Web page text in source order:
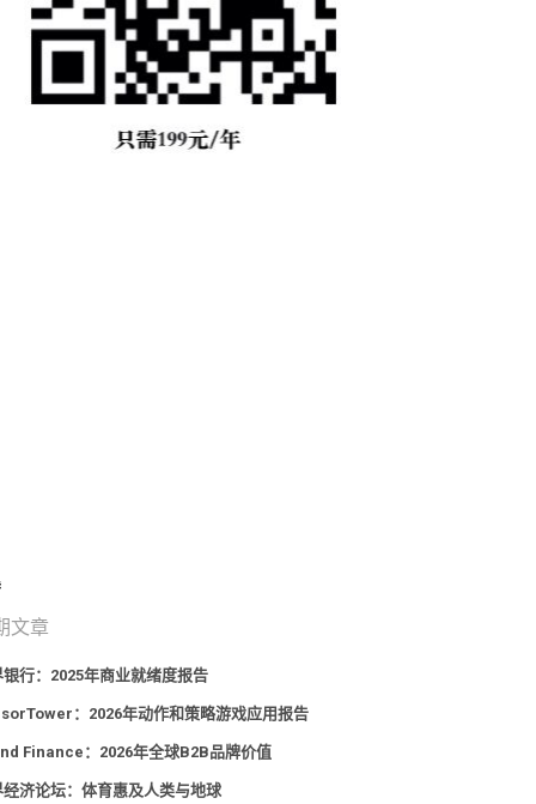
文章
银行：2025年商业就绪度报告
：2026年动作和策略游戏应用报告
Finance：2026年全球B2B品牌价值
经济论坛：体育惠及人类与地球